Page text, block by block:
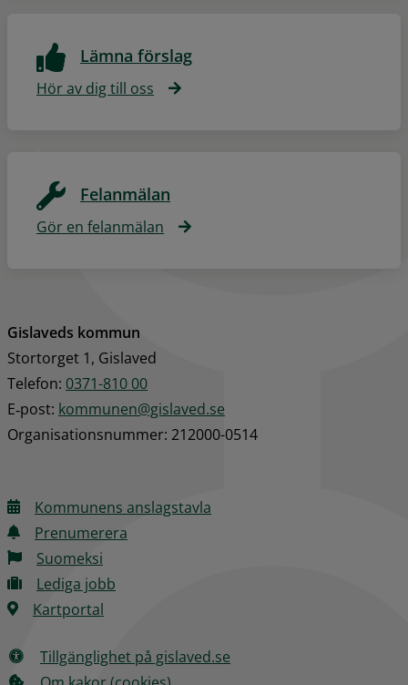
Lämna förslag
Hör av dig till oss
Felanmälan
Gör en felanmälan
Gislaveds kommun
Stortorget 1, Gislaved
Telefon: 0371-810 00
E‑post: kommunen@gislaved.se
Organisationsnummer: 212000-0514
Kommunens anslagstavla
Prenumerera
Suomeksi
Lediga jobb
Kartportal
Tillgänglighet på gislaved.se